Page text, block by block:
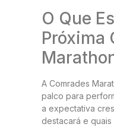
O Que
Próxima
A Comrades
palco para
a expectativa
destacará e